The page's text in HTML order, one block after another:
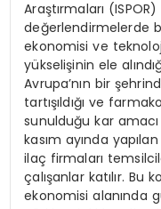
Araştırmaları
değerlendirmelerde
ekonomisi ve
yükselişinin ele
Avrupa’nın bir
tartışıldığı ve
sunulduğu kar
kasım ayında
ilaç firmaları
çalışanlar katılır. Bu
ekonomisi alanında